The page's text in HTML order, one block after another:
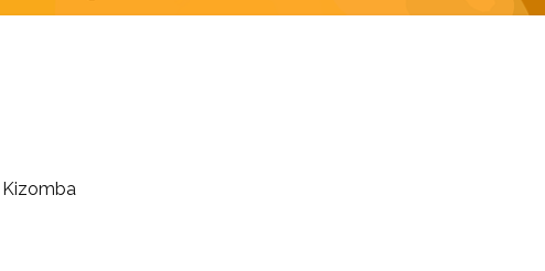
Kizomba